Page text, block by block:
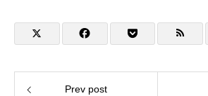
Prev post